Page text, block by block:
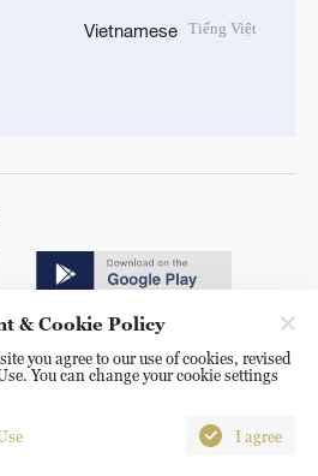
Vietnamese Tiếng Việt
All Rights Reserved. 16A
100040
& Cookie Policy
you agree to our use of cookies, revised
You can change your cookie settings
I agree